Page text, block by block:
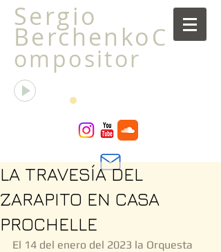
Sergio
BerchenkoC
ompositor
LA TRAVESÍA DEL
ZARAPITO EN CASA
PROCHELLE
El 14 del enero del 2023 la Orquesta